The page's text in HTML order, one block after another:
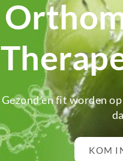
Gezond en fit worden
KOM